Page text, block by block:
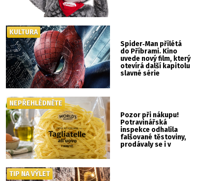
Spider‑Man přilétá
do Příbrami. Kino
uvede nový film, který
otevírá další kapitolu
slavné série
KULTURA
Pozor při nákupu!
Potravinářská
inspekce odhalila
falšované těstoviny,
prodávaly se i v
NEPŘEHLÉDNĚTE
TIP NA VÝLET